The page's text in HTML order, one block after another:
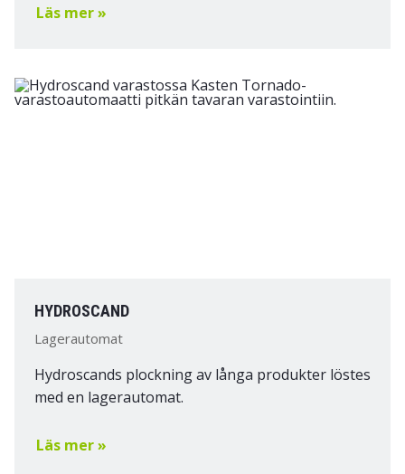
Läs mer »
HYDROSCAND
Lagerautomat
Hydroscands plockning av långa produkter löstes
med en lagerautomat.
Läs mer »